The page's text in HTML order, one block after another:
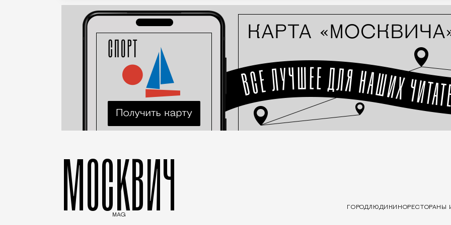
МОСКВИЧ
MAG
ГОРОДЛЮДИ КИНОРЕСТОРАНЫ